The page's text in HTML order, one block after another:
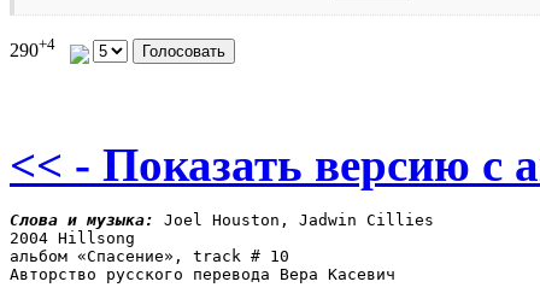
290+4
<< - Показать версию c
Слова и музыка: Joel Houston, Jadwin Cillies
2004 Hillsong
альбом «Спасение», track # 10
Авторство русского перевода Вера Касевич